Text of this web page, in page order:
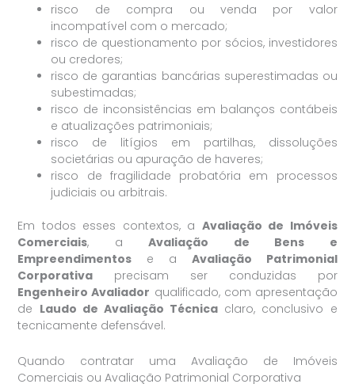
risco de compra ou venda por valor
incompatível com o mercado;
risco de questionamento por sócios, investidores
ou credores;
risco de garantias bancárias superestimadas ou
subestimadas;
risco de inconsistências em balanços contábeis
e atualizações patrimoniais;
risco de litígios em partilhas, dissoluções
societárias ou apuração de haveres;
risco de fragilidade probatória em processos
judiciais ou arbitrais.
Em todos esses contextos, a Avaliação de Imóveis
Comerciais, aAvaliação de Bens e
Empreendimentos e a Avaliação Patrimonial
Corporativa precisam ser conduzidas por
Engenheiro Avaliador qualificado, com apresentação
de Laudo de Avaliação Técnica claro, conclusivo e
tecnicamente defensável.
Quando contratar uma Avaliação de Imóveis
Comerciais ou Avaliação Patrimonial Corporativa